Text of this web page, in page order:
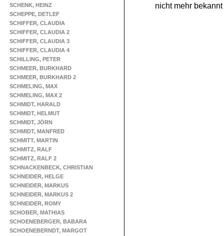
SCHENK, HEINZ
SCHEPPE, DETLEF
SCHIFFER, CLAUDIA
SCHIFFER, CLAUDIA 2
SCHIFFER, CLAUDIA 3
SCHIFFER, CLAUDIA 4
SCHILLING, PETER
SCHMEER, BURKHARD
SCHMEER, BURKHARD 2
SCHMELING, MAX
SCHMELING, MAX 2
SCHMIDT, HARALD
SCHMIDT, HELMUT
SCHMIDT, JÖRN
SCHMIDT, MANFRED
SCHMITT, MARTIN
SCHMITZ, RALF
SCHMITZ, RALF 2
SCHNACKENBECK, CHRISTIAN
SCHNEIDER, HELGE
SCHNEIDER, MARKUS
SCHNEIDER, MARKUS 2
SCHNEIDER, ROMY
SCHOBER, MATHIAS
SCHOENEBERGER, BABARA
SCHOENEBERNDT, MARGOT
nicht mehr bekannt